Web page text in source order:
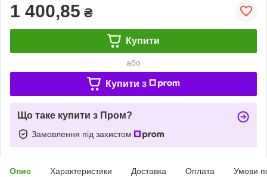
1 400,85 ₴
Купити
або
Купити з
Що таке купити з Пром?
Замовлення під захистом
Опис Характеристики Доставка Оплата Умови